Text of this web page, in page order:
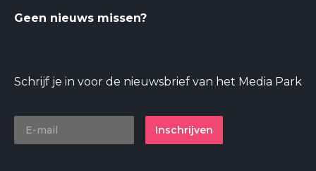
Geen nieuws missen?
Schrijf je in voor de nieuwsbrief van het Media Park
Inschrijven